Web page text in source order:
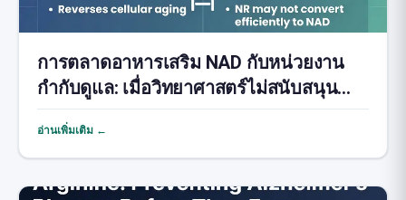
การตลาดอาหารเสริม NAD กับหน่วยงาน
กำกับดูแล: เมื่อวิทยาศาสตร์ไม่สนับสนุนคำ
สัญญา
อ่านเพิ่มเติม ←